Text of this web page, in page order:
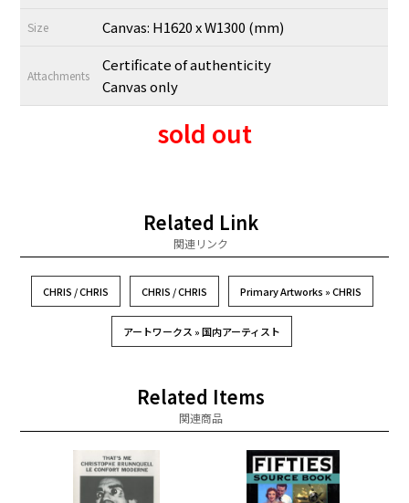
Size Canvas: H1620 x W1300 (mm)
Attachments
Certificate of authenticity
Canvas only
sold out
Related Link
関連リンク
CHRIS / CHRIS CHRIS / CHRIS Primary Artworks » CHRIS
アートワークス » 国内アーティスト
Related Items
関連商品